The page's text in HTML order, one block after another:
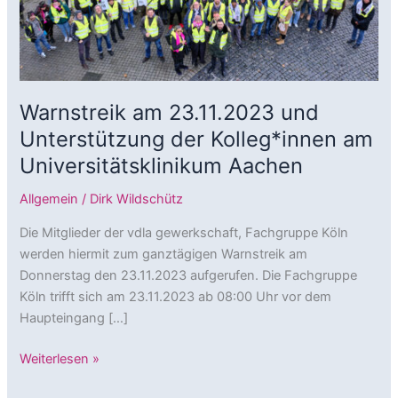
Warnstreik am 23.11.2023 und
Unterstützung der Kolleg*innen am
Universitätsklinikum Aachen
Allgemein / Dirk Wildschütz
Die Mitglieder der vdla gewerkschaft, Fachgruppe Köln
werden hiermit zum ganztägigen Warnstreik am
Donnerstag den 23.11.2023 aufgerufen. Die Fachgruppe
Köln trifft sich am 23.11.2023 ab 08:00 Uhr vor dem
Haupteingang […]
Warnstreik
Weiterlesen »